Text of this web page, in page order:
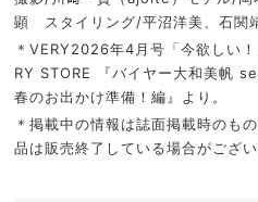
顕 スタイリング/平沼洋美、石関
＊VERY2026年4月号「今欲しい
RY STORE 『バイヤー大和美帆
春のお出かけ準備！編』より。
＊掲載中の情報は誌面掲載時のも
品は販売終了している場合がござい